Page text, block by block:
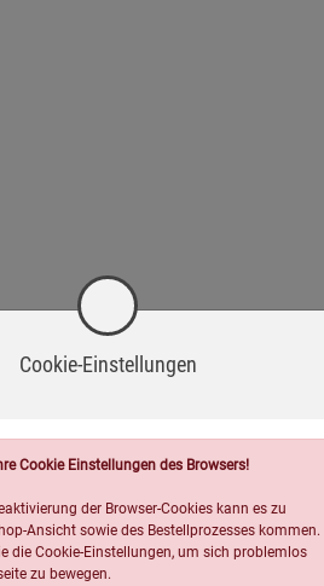
Cookie-Einstellungen
Cookie Einstellungen des Browsers!
der Browser-Cookies kann es zu
Ansicht sowie des Bestellprozesses kommen.
die Cookie-Einstellungen, um sich problemlos
zu bewegen.